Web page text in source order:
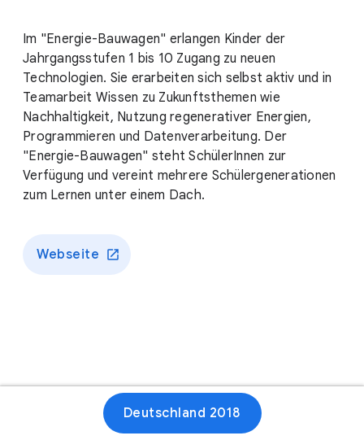
Im "Energie-Bauwagen" erlangen Kinder der
Jahrgangsstufen 1 bis 10 Zugang zu neuen
Technologien. Sie erarbeiten sich selbst aktiv und in
Teamarbeit Wissen zu Zukunftsthemen wie
Nachhaltigkeit, Nutzung regenerativer Energien,
Programmieren und Datenverarbeitung. Der
"Energie-Bauwagen" steht SchülerInnen zur
Verfügung und vereint mehrere Schülergenerationen
zum Lernen unter einem Dach.
Webseite
Deutschland 2018